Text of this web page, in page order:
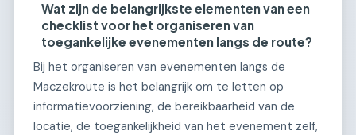
Wat zijn de belangrijkste elementen van een
checklist voor het organiseren van
toegankelijke evenementen langs de route?
Bij het organiseren van evenementen langs de
Maczekroute is het belangrijk om te letten op
informatievoorziening, de bereikbaarheid van de
locatie, de toegankelijkheid van het evenement zelf,